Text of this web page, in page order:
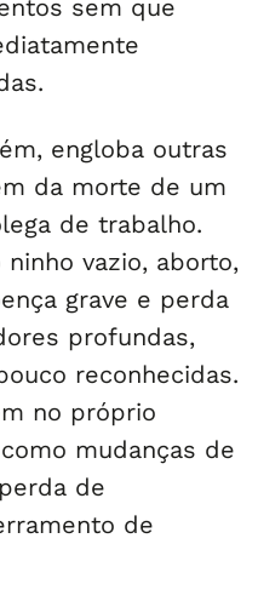
sem que
engloba outras
da morte de um
de trabalho.
vazio, aborto,
grave e perda
profundas,
reconhecidas.
no próprio
mudanças de
de
de